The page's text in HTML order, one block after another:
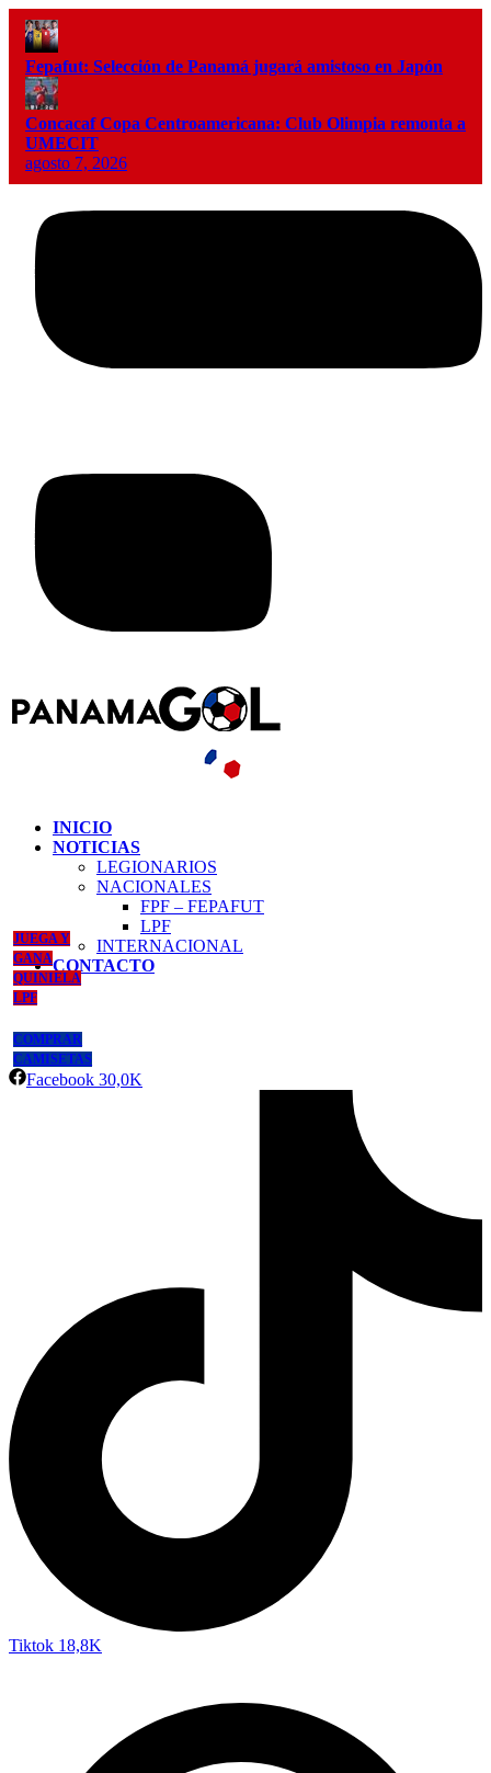
Fepafut: Selección de Panamá jugará amistoso en Japón
Concacaf Copa Centroamericana: Club Olimpia remonta a
UMECIT
agosto 7, 2026
INICIO
NOTICIAS
LEGIONARIOS
NACIONALES
FPF – FEPAFUT
LPF
INTERNACIONAL
CONTACTO
JUEGA Y
GANA
QUINIELA
LPF
COMPRAR
CAMISETAS
Facebook 30,0K
Tiktok 18,8K